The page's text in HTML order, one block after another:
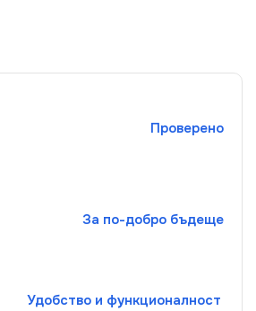
Проверено
За по-добро бъдеще
Удобство и функционалност